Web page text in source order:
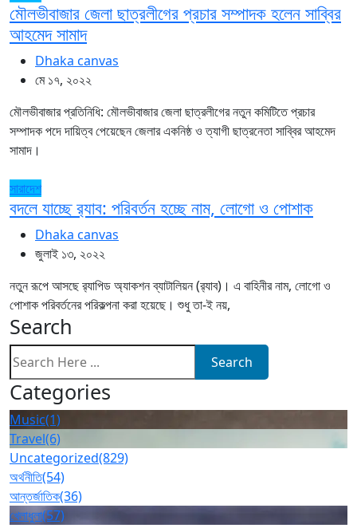
মৌলভীবাজার জেলা ছাত্রলীগের প্রচার সম্পাদক হলেন সাব্বির
আহমেদ সামাদ
Dhaka canvas
মে ১৭, ২০২২
মৌলভীবাজার প্রতিনিধি: মৌলভীবাজার জেলা ছাত্রলীগের নতুন কমিটিতে প্রচার
সম্পাদক পদে দায়িত্ব পেয়েছেন জেলার একনিষ্ঠ ও ত্যাগী ছাত্রনেতা সাব্বির আহমেদ
সামাদ।
সারাদেশ
বদলে যাচ্ছে র‌্যাব: পরিবর্তন হচ্ছে নাম, লোগো ও পোশাক
Dhaka canvas
জুলাই ১৩, ২০২২
নতুন রূপে আসছে র‌্যাপিড অ্যাকশন ব্যাটালিয়ন (র‌্যাব)। এ বাহিনীর নাম, লোগো ও
পোশাক পরিবর্তনের পরিকল্পনা করা হয়েছে। শুধু তা-ই নয়,
Search
Search
Categories
Music(1)
Travel(6)
Uncategorized(829)
অর্থনীতি(54)
আন্তর্জাতিক(36)
খেলাধুলা(57)